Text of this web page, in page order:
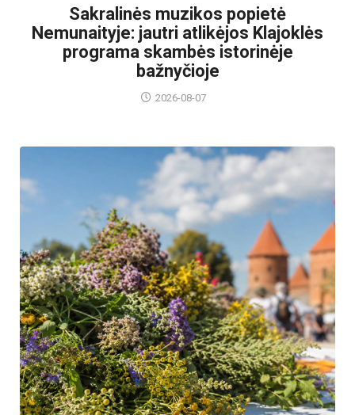
Sakralinės muzikos popietė
Nemunaityje: jautri atlikėjos Klajoklės
programa skambės istorinėje
bažnyčioje
2026-08-07